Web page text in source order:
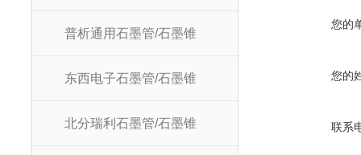
普析通用石墨管/石墨锥
东西电子石墨管/石墨锥
北分瑞利石墨管/石墨锥
您的
您的
联系